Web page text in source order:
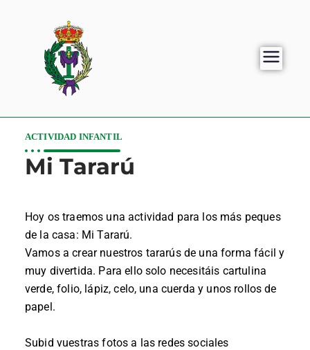
ACTIVIDAD INFANTIL
Mi Tararú
Hoy os traemos una actividad para los más peques
de la casa: Mi Tararú.
Vamos a crear nuestros tararús de una forma fácil y
muy divertida. Para ello solo necesitáis cartulina
verde, folio, lápiz, celo, una cuerda y unos rollos de
papel.
Subid vuestras fotos a las redes sociales